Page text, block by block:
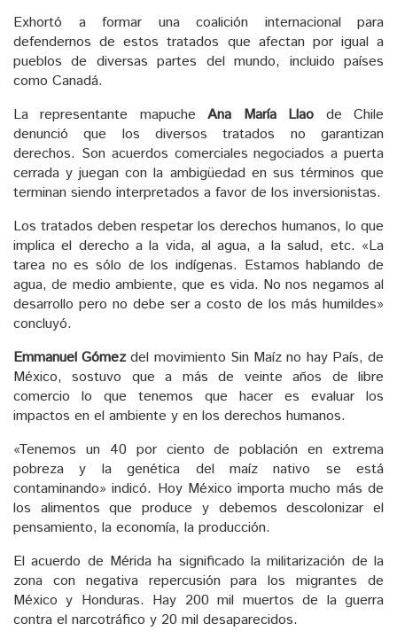
Exhortó a formar una coalición internacional para
defendernos de estos tratados que afectan por igual a
pueblos de diversas partes del mundo, incluido países
como Canadá.
La representante mapucheAna María Llao de Chile
denunció que los diversos tratados no garantizan
derechos. Son acuerdos comerciales negociados a puerta
cerrada y juegan con la ambigüedad en sus términos que
terminan siendo interpretados a favor de los inversionistas.
Los tratados deben respetar los derechos humanos, lo que
implica el derecho a la vida, al agua, a la salud, etc. «La
tarea no es sólo de los indígenas. Estamos hablando de
agua, de medio ambiente, que es vida. No nos negamos al
desarrollo pero no debe ser a costo de los más humildes»
concluyó.
Emmanuel Gómezdel movimiento Sin Maíz no hay País, de
México, sostuvo que a más de veinte años de libre
comercio lo que tenemos que hacer es evaluar los
impactos en el ambiente y en los derechos humanos.
«Tenemos un 40 por ciento de población en extrema
pobreza y la genética del maíz nativo se está
contaminando» indicó. Hoy México importa mucho más de
los alimentos que produce y debemos descolonizar el
pensamiento, la economía, la producción.
El acuerdo de Mérida ha significado la militarización de la
zona con negativa repercusión para los migrantes de
México y Honduras. Hay 200 mil muertos de la guerra
contra el narcotráfico y 20 mil desaparecidos.